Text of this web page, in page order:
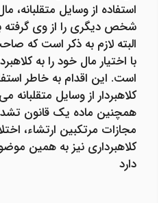
استفاده از وسایل متقلبانه،
شخص دیگری را از وی گرفته
البته لازم به ذکر است که
با اختیار مال خود را به
است. این اقدام به خاطر
کلاهبردار از وسایل متقلبانه
همچنین ماده یک قانون
مجازات مرتکبین ارتشاء،
کلاهبرداری نیز به همین
دارد